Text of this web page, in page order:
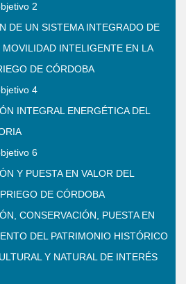
2
DE UN SISTEMA INTEGRADO DE
INTELIGENTE EN LA
DE CÓRDOBA
4
INTEGRAL ENERGÉTICA DEL
6
Y PUESTA EN VALOR DEL
DE CÓRDOBA
CONSERVACIÓN, PUESTA EN
DEL PATRIMONIO HISTÓRICO
Y NATURAL DE INTERÉS